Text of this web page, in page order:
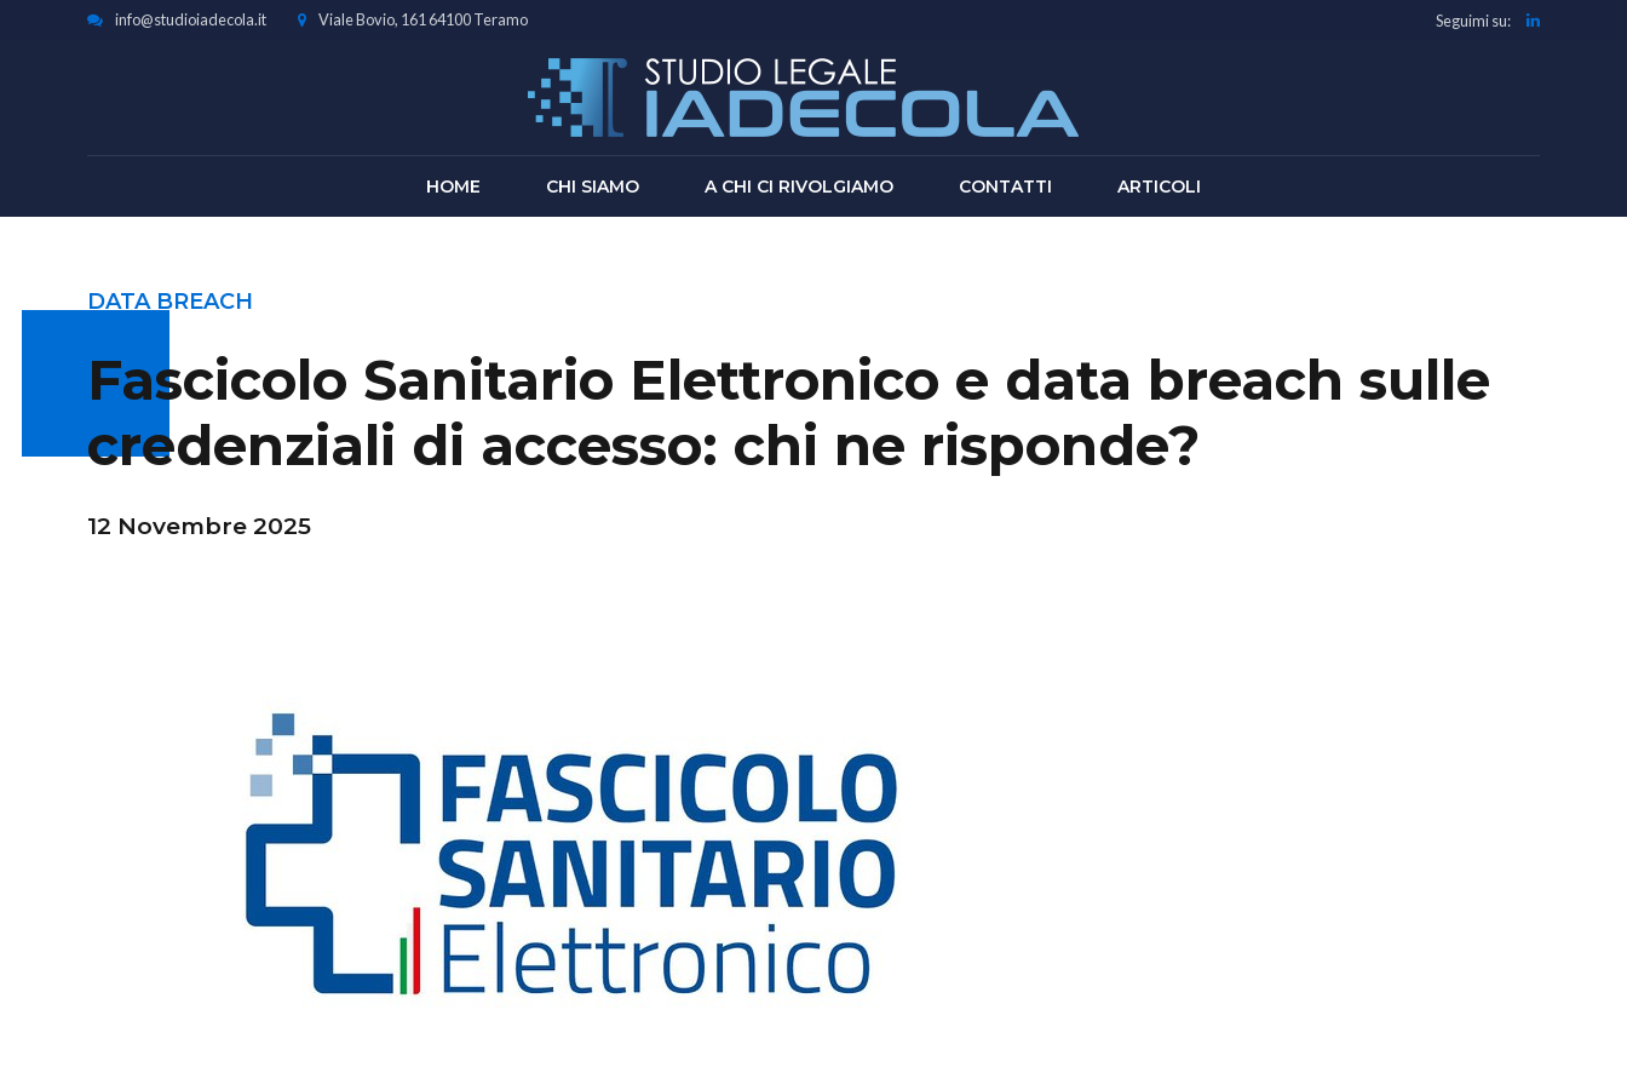
info@studioiadecola.it Viale Bovio, 161 64100 Teramo Seguimi su:
HOME CHI SIAMO A CHI CI RIVOLGIAMO CONTATTI ARTICOLI
DATA BREACH
Fascicolo Sanitario Elettronico e data breach sulle
credenziali di accesso: chi ne risponde?
12 Novembre 2025